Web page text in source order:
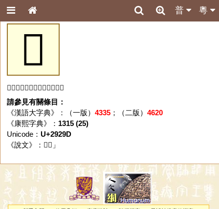
粵
普
𩊝
「𩊝」字未收錄於本資料庫。
請參見有關條目：
《漢語大字典》：（一版） 4335；（二版） 4620
《康熙字典》： 1315 (25)
Unicode： U+2929D
《說文》：「 𩊝 」